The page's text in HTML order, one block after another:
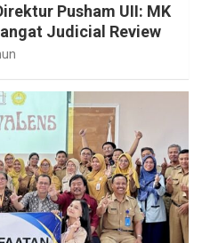
Pusham UII: MK
Judicial Review